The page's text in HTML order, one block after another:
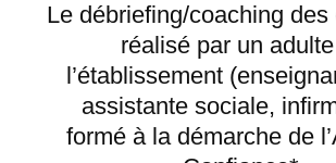
Le débriefing/coaching des
réalisé par un
l’établissement
assistante sociale,
formé à la démarche de